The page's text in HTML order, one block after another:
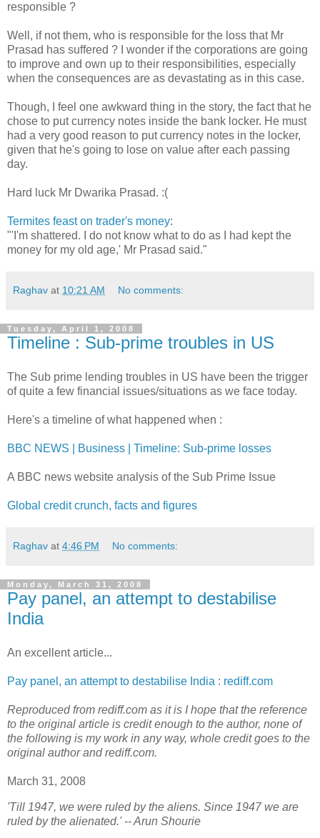
responsible ?
Well, if not them, who is responsible for the loss that Mr
Prasad has suffered ? I wonder if the corporations are going
to improve and own up to their responsibilities, especially
when the consequences are as devastating as in this case.
Though, I feel one awkward thing in the story, the fact that he
chose to put currency notes inside the bank locker. He must
had a very good reason to put currency notes in the locker,
given that he's going to lose on value after each passing
day.
Hard luck Mr Dwarika Prasad. :(
Termites feast on trader's money:
"'I'm shattered. I do not know what to do as I had kept the
money for my old age,' Mr Prasad said."
Raghav at 10:21 AM No comments:
Tuesday, April 1, 2008
Timeline : Sub-prime troubles in US
The Sub prime lending troubles in US have been the trigger
of quite a few financial issues/situations as we face today.
Here's a timeline of what happened when :
BBC NEWS | Business | Timeline: Sub-prime losses
A BBC news website analysis of the Sub Prime Issue
Global credit crunch, facts and figures
Raghav at 4:46 PM No comments:
Monday, March 31, 2008
Pay panel, an attempt to destabilise
India
An excellent article...
Pay panel, an attempt to destabilise India : rediff.com
Reproduced from rediff.com as it is I hope that the reference
to the original article is credit enough to the author, none of
the following is my work in any way, whole credit goes to the
original author and rediff.com.
March 31, 2008
'Till 1947, we were ruled by the aliens. Since 1947 we are
ruled by the alienated.' -- Arun Shourie